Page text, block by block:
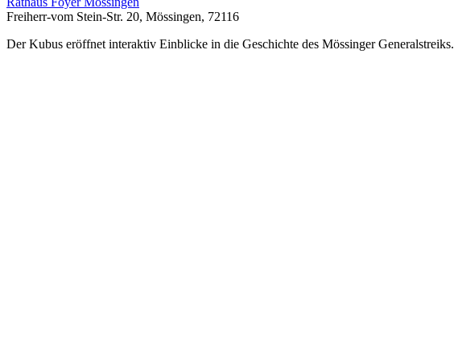
Freiherr-vom Stein-Str. 20, Mössingen, 72116
Der Kubus eröffnet interaktiv Einblicke in die Geschichte des Mössinger Generalstreiks.